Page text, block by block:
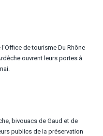
de tourisme Du Rhône
ouvrent leurs portes à
bivouacs de Gaud et de
publics de la préservation